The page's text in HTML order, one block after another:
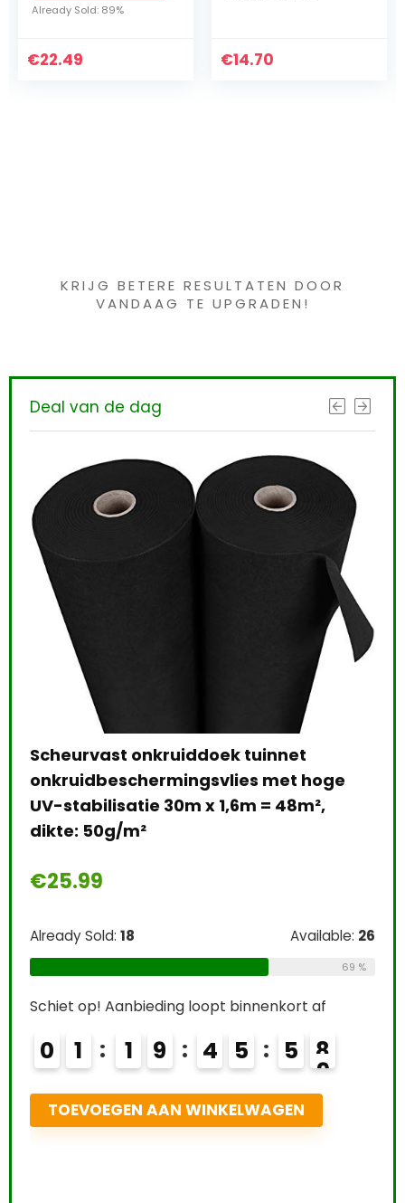
KRIJG BETERE RESULTATEN DOOR
VANDAAG TE UPGRADEN!
Deal van de dag
tuinnet
met hoge
1,6m = 48m²,
Available:
binnenkort af
5
7
8
Easy Life EasyCarbo
€12.24
Already Sold:21
Schiet op! Aanbieding loopt